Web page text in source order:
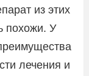
из этих
похожи. У
лечения и